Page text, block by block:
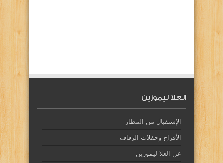
العلا ليموزين
الإستقبال من المطار
الأفراح وحفلات الزفاف
عن العلا ليموزين